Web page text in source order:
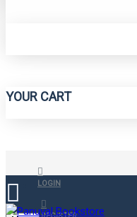
YOUR CART
LOGIN